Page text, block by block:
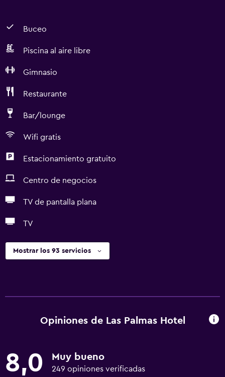
Buceo
Piscina al aire libre
Gimnasio
Restaurante
Bar/lounge
Wifi gratis
Estacionamiento gratuito
Centro de negocios
TV de pantalla plana
TV
Mostrar los 93 servicios
Opiniones de Las Palmas Hotel
8,0 Muy bueno
249 opiniones verificadas